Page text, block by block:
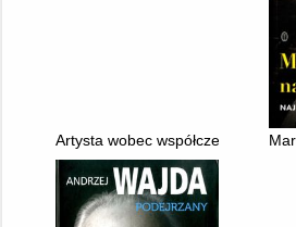
Artysta wobec współczesności : o